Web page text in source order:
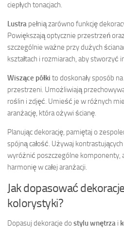
ciepłych tonacjach.
Lustra pełnią zarówno funkcję
Powiększają optycznie przestrzeń
szczególnie ważne przy dużych
kształtach i rozmiarach, aby stworzyć
Wiszące półki to doskonały sposób
przestrzeni. Umożliwiają
roślin i zdjęć. Umieść je w różnych
aranżację, która ożywi ścianę.
Planując dekorację, pamiętaj o
spójną całość. Używaj
wyróżnić poszczególne komponenty,
harmonię w całej aranżacji.
Jak dopasować
kolorystyki?
Dopasuj dekoracje do stylu wnętrza i